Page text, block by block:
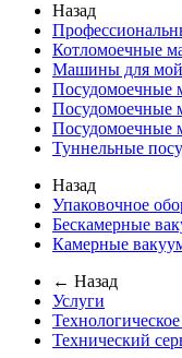
Назад
Котломоечные
Машины для
Посудомоечные
Посудомоечные
Посудомоечные
Туннельные
Назад
Упаковочное
Бескамерные
Камерные
← Назад
Услуги
Технический